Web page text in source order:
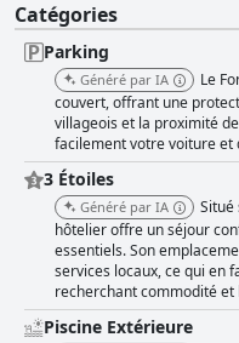
Catégories
Parking
Généré par IA
Le
couvert, offrant une
villageois et la proximité
facilement votre voiture et
3 Étoiles
Généré par IA
Situé
hôtelier offre un séjour
essentiels. Son
services locaux, ce qui en
recherchant commodité
Piscine Extérieure